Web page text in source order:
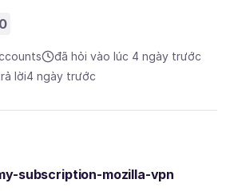
đã hỏi vào lúc 4 ngày trước
lời4 ngày trước
subscription-mozilla-vpn